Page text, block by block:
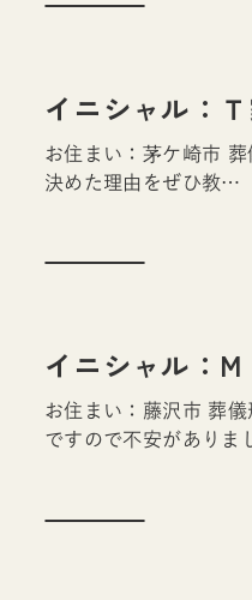
イニシャル：
お住まい：茅ケ崎市
決めた理由をぜひ教…
イニシャル：
お住まい：藤沢市 葬
ですので不安がありま